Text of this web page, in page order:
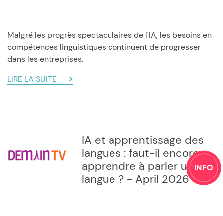
Malgré les progrès spectaculaires de l'IA, les besoins en
compétences linguistiques continuent de progresser
dans les entreprises.
LIRE LA SUITE
IA et apprentissage des
langues : faut-il encore
apprendre à parler une
langue ? - April 2026
INFO